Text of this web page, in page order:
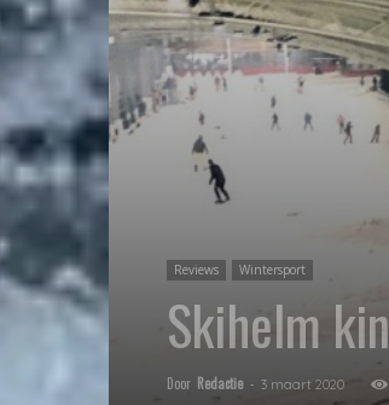
Reviews Wintersport
Skihelm
Door Redactie - 3 maart 2020